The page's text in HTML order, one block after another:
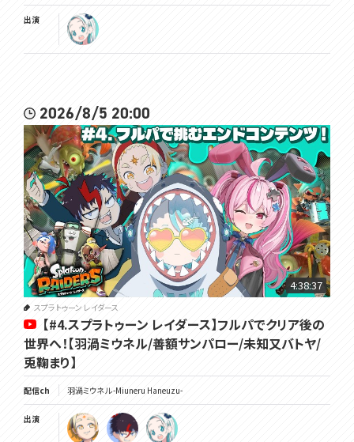
出演
2026/8/5 20:00
4:38:37
スプラトゥーン レイダース
【#4.スプラトゥーン レイダース】フルパでクリア後の
世界へ！【羽渦ミウネル/善額サンパロー/未知又バトヤ/
兎鞠まり】
配信ch 羽渦ミウネル -Miuneru Haneuzu-
出演